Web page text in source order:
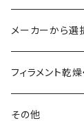
CA（セルロース
CPE（コポリエス
HIPS（スチレン系
導電性
磁性
絶縁性
お試し用少量サ
フィラメント径：
フィラメント径：
メーカーから選
3D BROOKLYN
3DFuel
フィラメント乾
フィラメント乾燥
その他